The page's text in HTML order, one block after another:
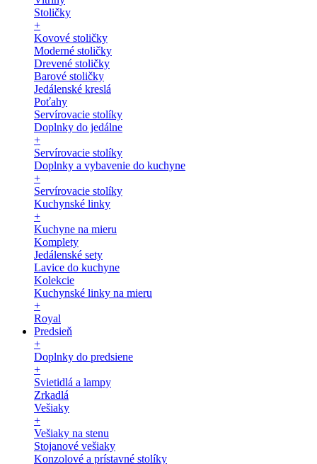
Stoličky
+
Kovové stoličky
Moderné stoličky
Drevené stoličky
Barové stoličky
Jedálenské kreslá
Poťahy
Servírovacie stolíky
Doplnky do jedálne
+
Servírovacie stolíky
Doplnky a vybavenie do kuchyne
+
Servírovacie stolíky
Kuchynské linky
+
Kuchyne na mieru
Komplety
Jedálenské sety
Lavice do kuchyne
Kolekcie
Kuchynské linky na mieru
+
Royal
Predsieň
+
Doplnky do predsiene
+
Svietidlá a lampy
Zrkadlá
Vešiaky
+
Vešiaky na stenu
Stojanové vešiaky
Konzolové a prístavné stolíky